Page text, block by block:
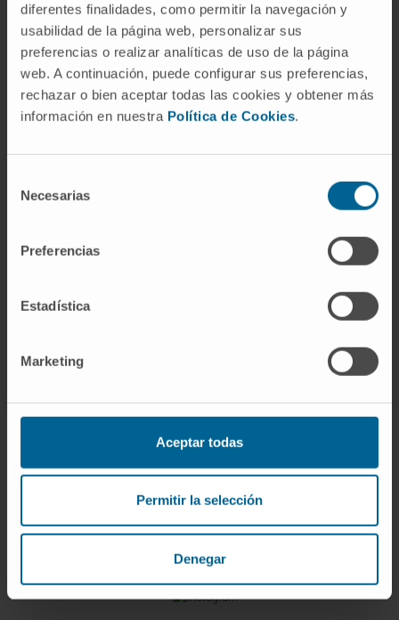
diferentes finalidades, como permitir la navegación y
usabilidad de la página web, personalizar sus
preferencias o realizar analíticas de uso de la página
web. A continuación, puede configurar sus preferencias,
rechazar o bien aceptar todas las cookies y obtener más
información en nuestra Política de Cookies.
Necesarias
Preferencias
Estadística
Marketing
Aceptar todas
Permitir la selección
Denegar
¿Necesita más información?
Si quiere conocer más nuestra investigación,
contacte con Cima Universidad de Navarra.
Darse de alta en nuestro boletín
SUSCRIBIRSE